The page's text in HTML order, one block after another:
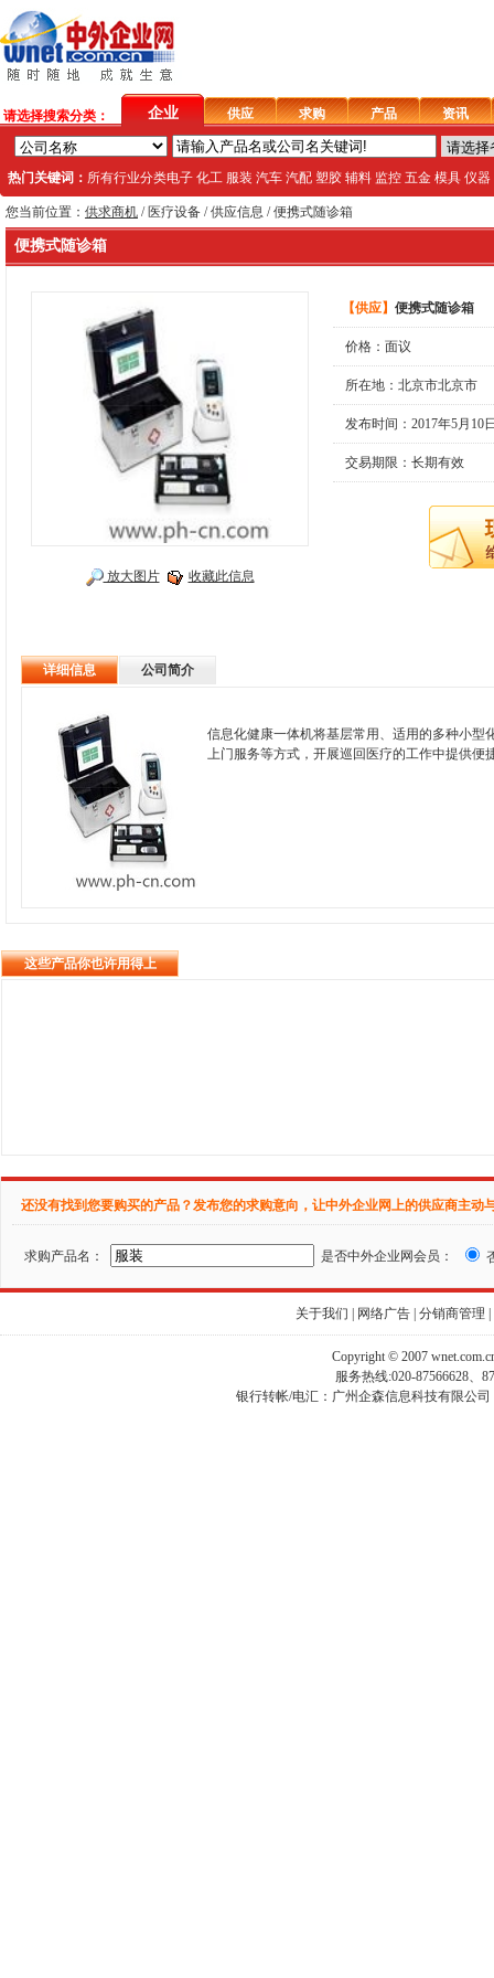
请选择搜索分类： 企业 供应 求购 产品 资讯
热门关键词： 所有行业分类电子 化工 服装 汽车 汽配 塑胶 辅料 监控 五金 模具 仪器
您当前位置： 供求商机 / 医疗设备 / 供应信息 / 便携式随诊箱
便携式随诊箱
放大图片 收藏此信息
【供应】 便携式随诊箱
价格：面议
所在地：北京市北京市
发布时间：2017年5月10
交易期限：长期有效
详细信息 公司简介
信息化健康一体机将基层常用、适用的多种小
上门服务等方式，开展巡回医疗的工作中提供便
这些产品你也许用得上
还没有找到您要购买的产品？发布您的求购意向，让中外企业网上的供应商主动
求购产品名： 是否中外企业网会员：
关于我们 网络广告 分销商管理
Copyright © 2007
服务热线:020-87566628、
银行转帐/电汇：广州企森信息科技有限公